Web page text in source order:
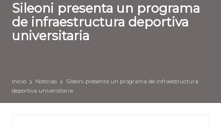
Sileoni presenta un programa
de infraestructura deportiva
universitaria
Inicio Noticias
Sileoni presenta un programa de infraestructura
deportiva universitaria